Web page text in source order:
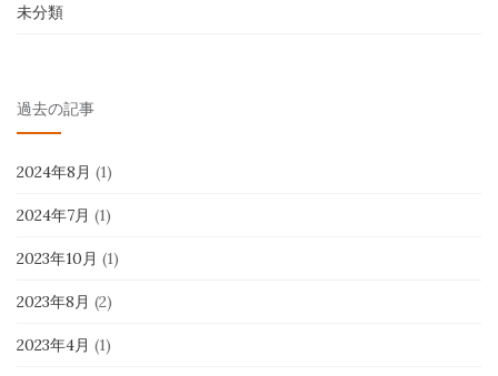
未分類
過去の記事
2024年8月 (1)
2024年7月 (1)
2023年10月 (1)
2023年8月 (2)
2023年4月 (1)